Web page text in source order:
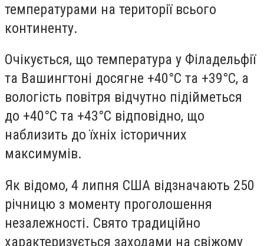
температурами на території всього
континенту.
Очікується, що температура у Філадельфії
та Вашингтоні досягне +40°C та +39°C, а
вологість повітря відчутно підійметься
до +40°C та +43°C відповідно, що
наблизить до їхніх історичних
максимумів.
Як відомо, 4 липня США відзначають 250
річницю з моменту проголошення
незалежності. Свято традиційно
характеризується заходами на свіжому